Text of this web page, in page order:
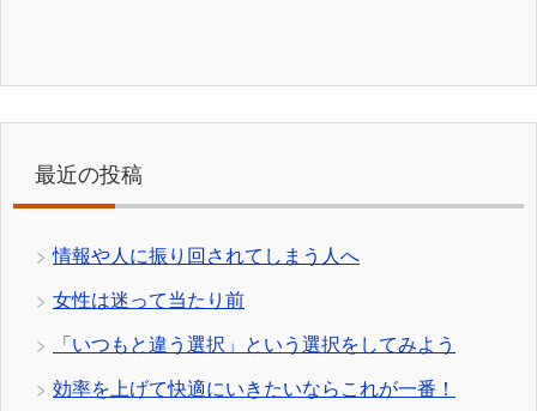
最近の投稿
情報や人に振り回されてしまう人へ
女性は迷って当たり前
「いつもと違う選択」という選択をしてみよう
効率を上げて快適にいきたいならこれが一番！